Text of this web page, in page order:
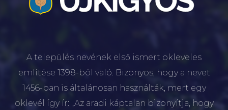
A település nevének első ismert okleveles
említése 1398-ból való. Bizonyos, hogy a nevet
1456-ban is általánosan használták, mert egy
oklevél így ír: „Az aradi káptalan bizonyítja, hogy